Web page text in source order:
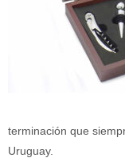
terminación que
Uruguay.